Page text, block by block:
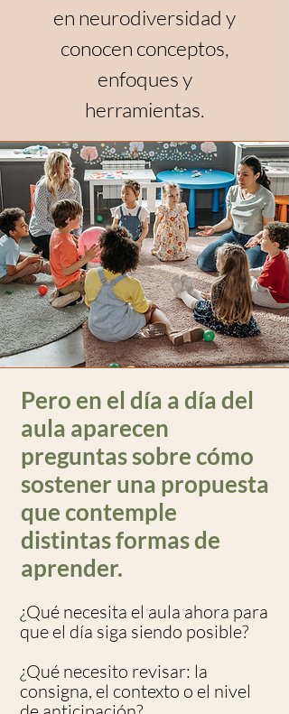
en neurodiversidad y
conocen conceptos,
enfoques y
herramientas.
Pero en el día a día del
aula aparecen
preguntas sobre cómo
sostener una propuesta
que contemple
distintas formas de
aprender.
¿Qué necesita el aula ahora para
que el día siga siendo posible?
¿Qué necesito revisar: la
consigna, el contexto o el nivel